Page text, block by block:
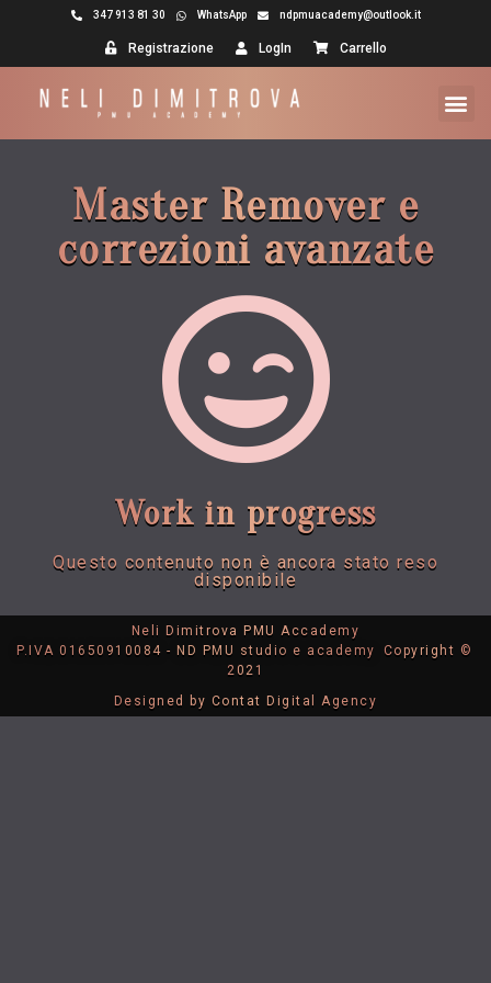
347 913 81 30 WhatsApp ndpmuacademy@outlook.it
Registrazione LogIn Carrello
Master Remover e
correzioni avanzate
Work in progress
Questo contenuto non è ancora stato reso
disponibile
Neli Dimitrova PMU Accademy
P.IVA 01650910084 - ND PMU studio e academy
Copyright ©
2021
Designed by Contat Digital Agency